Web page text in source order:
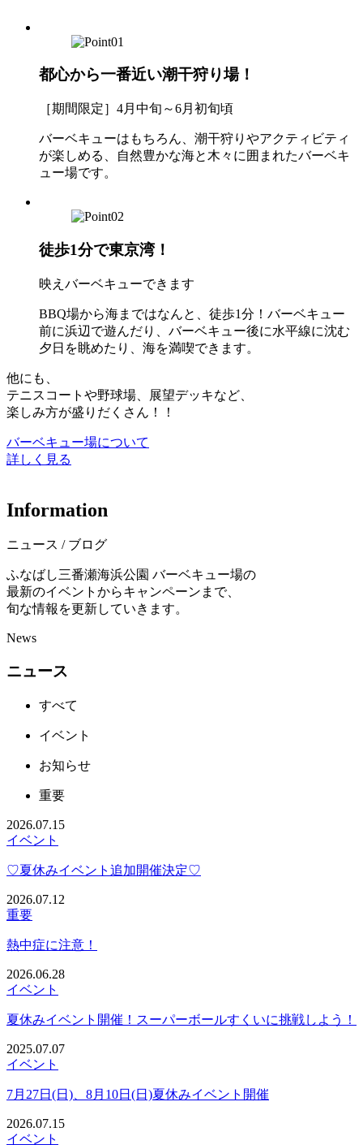
都心から一番近い潮干狩り場！
［期間限定］4月中旬～6月初旬頃
バーベキューはもちろん、潮干狩りやアクティビティ
が楽しめる、自然豊かな海と木々に囲まれたバーベキ
ュー場です。
徒歩1分で東京湾！
映えバーベキューできます
BBQ場から海まではなんと、徒歩1分！バーベキュー
前に浜辺で遊んだり、バーベキュー後に水平線に沈む
夕日を眺めたり、海を満喫できます。
他にも、
テニスコートや野球場、展望デッキなど、
楽しみ方が盛りだくさん！！
バーベキュー場について
詳しく見る
Information
ニュース / ブログ
ふなばし三番瀬海浜公園 バーベキュー場の
最新のイベントからキャンペーンまで、
旬な情報を更新していきます。
News
ニュース
すべて
イベント
お知らせ
重要
2026.07.15
イベント
♡夏休みイベント追加開催決定♡
2026.07.12
重要
熱中症に注意！
2026.06.28
イベント
夏休みイベント開催！スーパーボールすくいに挑戦しよう！
2025.07.07
イベント
7月27日(日)、8月10日(日)夏休みイベント開催
2026.07.15
イベント